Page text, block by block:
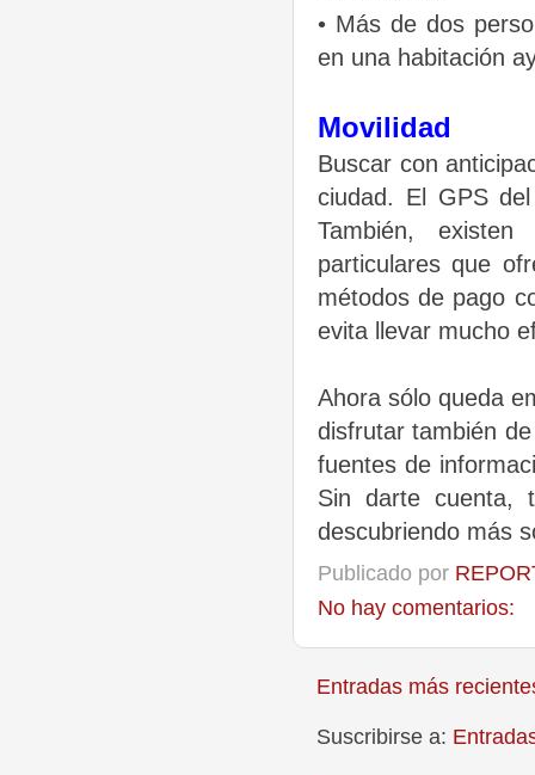
• Más de dos
en una habitación
Movilidad
Buscar con
ciudad. El GPS
También,
particulares que
métodos de pago
evita llevar mucho
Ahora sólo queda
disfrutar también
fuentes de
Sin darte cuenta,
descubriendo más
Publicado por
No hay comentarios:
Entradas más
Suscribirse a: